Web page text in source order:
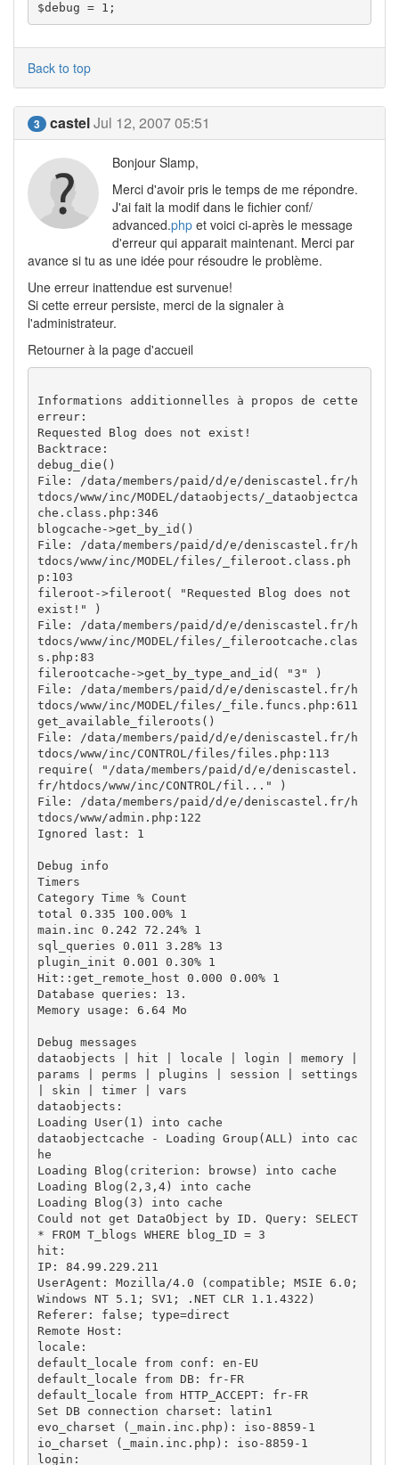
Back to top
3 castelJul 12, 2007 05:51
Bonjour Slamp,
Merci d'avoir pris le temps de me répondre.
J'ai fait la modif dans le fichier conf/
advanced.php et voici ci-après le message
d'erreur qui apparait maintenant. Merci par
avance si tu as une idée pour résoudre le problème.
Une erreur inattendue est survenue!
Si cette erreur persiste, merci de la signaler à
l'administrateur.
Retourner à la page d'accueil
Informations additionnelles à propos de cette
erreur:
Requested Blog does not exist!
Backtrace:
debug_die()
File: /data/members/paid/d/e/deniscastel.fr/h
tdocs/www/inc/MODEL/dataobjects/_dataobjectca
che.class.php:346
blogcache->get_by_id()
File: /data/members/paid/d/e/deniscastel.fr/h
tdocs/www/inc/MODEL/files/_fileroot.class.ph
p:103
fileroot->fileroot( "Requested Blog does not
exist!" )
File: /data/members/paid/d/e/deniscastel.fr/h
tdocs/www/inc/MODEL/files/_filerootcache.clas
s.php:83
filerootcache->get_by_type_and_id( "3" )
File: /data/members/paid/d/e/deniscastel.fr/h
tdocs/www/inc/MODEL/files/_file.funcs.php:611
get_available_fileroots()
File: /data/members/paid/d/e/deniscastel.fr/h
tdocs/www/inc/CONTROL/files/files.php:113
require( "/data/members/paid/d/e/deniscastel.
fr/htdocs/www/inc/CONTROL/fil..." )
File: /data/members/paid/d/e/deniscastel.fr/h
tdocs/www/admin.php:122
Ignored last: 1
Debug info
Timers
Category Time % Count
total 0.335 100.00% 1
main.inc 0.242 72.24% 1
sql_queries 0.011 3.28% 13
plugin_init 0.001 0.30% 1
Hit::get_remote_host 0.000 0.00% 1
Database queries: 13.
Memory usage: 6.64 Mo
Debug messages
dataobjects | hit | locale | login | memory |
params | perms | plugins | session | settings
| skin | timer | vars
dataobjects:
Loading User(1) into cache
dataobjectcache - Loading Group(ALL) into cac
he
Loading Blog(criterion: browse) into cache
Loading Blog(2,3,4) into cache
Loading Blog(3) into cache
Could not get DataObject by ID. Query: SELECT
* FROM T_blogs WHERE blog_ID = 3
hit:
IP: 84.99.229.211
UserAgent: Mozilla/4.0 (compatible; MSIE 6.0;
Windows NT 5.1; SV1; .NET CLR 1.1.4322)
Referer: false; type=direct
Remote Host:
locale:
default_locale from conf: en-EU
default_locale from DB: fr-FR
default_locale from HTTP_ACCEPT: fr-FR
Set DB connection charset: latin1
evo_charset (_main.inc.php): iso-8859-1
io_charset (_main.inc.php): iso-8859-1
login: